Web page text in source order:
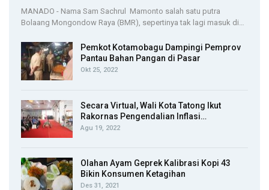
MANADO - Nama Sam Sachrul Mamonto salah satu putra
Bolaang Mongondow Raya (BMR), sepertinya tak lagi masuk di…
Pemkot Kotamobagu Dampingi Pemprov
Pantau Bahan Pangan di Pasar
Okt 25, 2022
Secara Virtual, Wali Kota Tatong Ikut
Rakornas Pengendalian Inflasi…
Agu 19, 2022
Olahan Ayam Geprek Kalibrasi Kopi 43
Bikin Konsumen Ketagihan
Des 31, 2021